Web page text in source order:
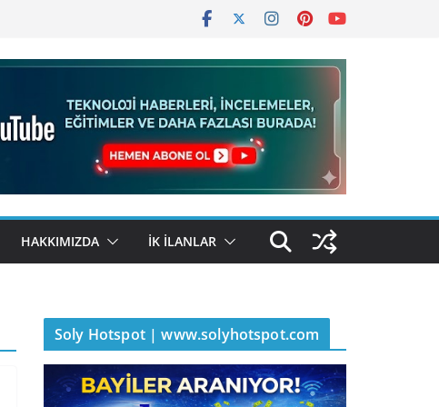
HAKKIMIZDA İK İLANLAR
Soly Hotspot | www.solyhotspot.com